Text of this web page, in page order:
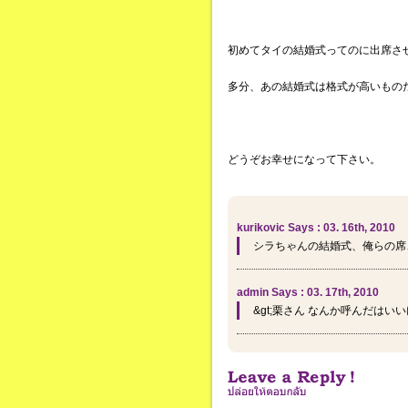
初めてタイの結婚式ってのに出席
多分、あの結婚式は格式が高いも
どうぞお幸せになって下さい。
kurikovic Says : 03. 16th, 2010
シラちゃんの結婚式、俺らの
admin Says : 03. 17th, 2010
&gt;栗さん なんか呼んだはい